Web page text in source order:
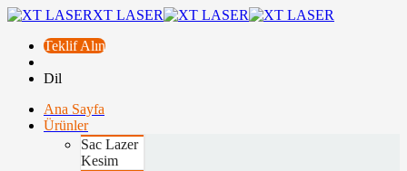
XT LASER
Teklif Alın
Dil
Ana Sayfa
Ürünler
Sac Lazer
Kesim